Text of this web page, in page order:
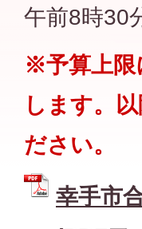
午前8時30
※予算上限
します。
ださい。
幸手市